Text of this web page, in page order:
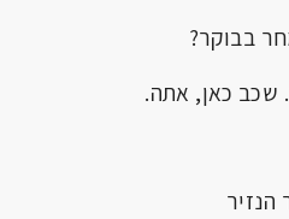
בבוקר?
כאן, אתה.